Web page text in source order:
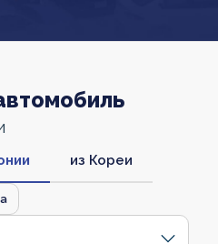
из Кореи